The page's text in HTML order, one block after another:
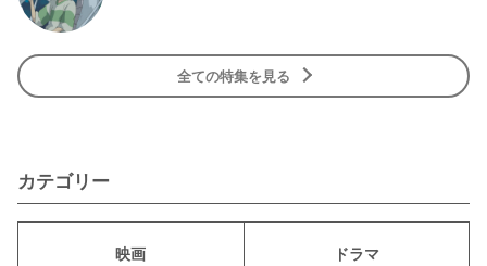
全ての特集を見る
カテゴリー
映画 ドラマ